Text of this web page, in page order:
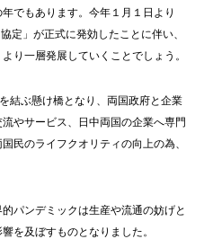
でもあります。今年１月１日より
定」が正式に発効したことに伴い、
り一層発展していくことでしょう。
結ぶ懸け橋となり、両国政府と企業
やサービス、日中両国の企業へ専門
民のライフクオリティの向上の為、
パンデミックは生産や流通の妨げと
を及ぼすものとなりました。